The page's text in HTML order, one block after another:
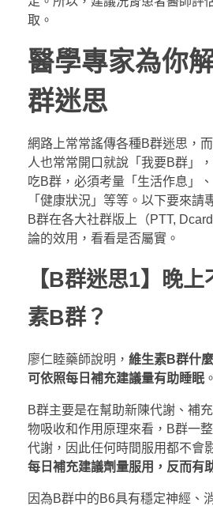
取。
醫學專家為你
群迷思
網路上常常謠傳各種B群迷思，
人也常常開口就說「我要B群」
吃B群，必須考量「生活作息」
「健康狀況」等等。以下要來請
B群在各大社群版上（PTT,
論的效用，看看是否屬實。
【B群迷思1】晚
素B群？
廖仁睦藥師說明， 維生素B群什
可依照每日補充建議量有助睡眠 。
B群主要是在幫助新陳代謝、補
物吸收和作用原理來看，B群一
代謝，因此任何時間服用都不會
每日補充建議劑量服用，反而有
因為B群中的B6具有穩定神經、